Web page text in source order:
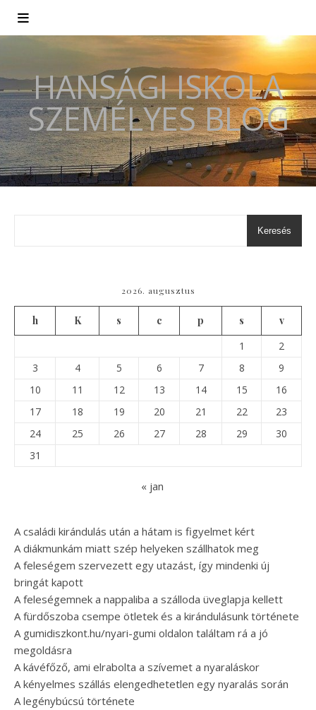
HANSÁGI ISKOLA
SZEMÉLYES BLOG
Keresés
2026. augusztus
h K s c p s
v
1
2
3
4 5 6 7 8
9
10
11 12 13 14 15
16
17
18 19 20 21 22
23
24
25 26 27 28 29
30
31
« jan
A családi kirándulás után a hátam is figyelmet kért
A diákmunkám miatt szép helyeken szállhatok meg
A feleségem szervezett egy utazást, így mindenki új
bringát kapott
A feleségemnek a nappaliba a szálloda üveglapja kellett
A fürdőszoba csempe ötletek és a kirándulásunk története
A gumidiszkont.hu/nyari-gumi oldalon találtam rá a jó
megoldásra
A kávéfőző, ami elrabolta a szívemet a nyaraláskor
A kényelmes szállás elengedhetetlen egy nyaralás során
A legénybúcsú története